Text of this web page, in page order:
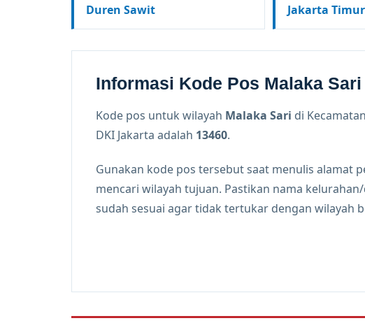
Duren Sawit Jakarta Timur
Informasi Kode Pos Malaka Sari
Kode pos untuk wilayah Malaka Sari di Kecamatan
DKI Jakarta adalah 13460.
Gunakan kode pos tersebut saat menulis alamat
mencari wilayah tujuan. Pastikan nama
sudah sesuai agar tidak tertukar dengan wilayah